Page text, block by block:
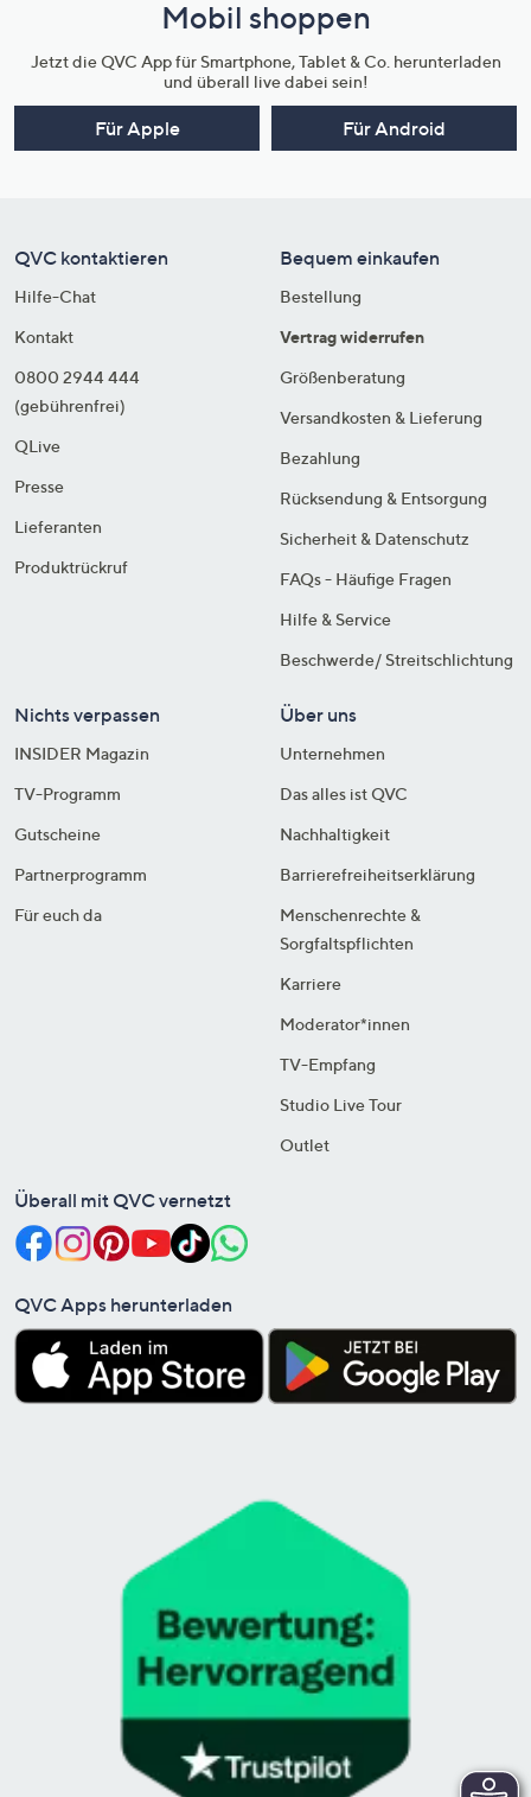
Mobil shoppen
Jetzt die QVC App für Smartphone, Tablet & Co. herunterladen
und überall live dabei sein!
Für Apple Für Android
QVC kontaktieren
Hilfe-Chat
Kontakt
0800 2944 444
(gebührenfrei)
QLive
Presse
Lieferanten
Produktrückruf
Bequem einkaufen
Bestellung
Vertrag widerrufen
Größenberatung
Versandkosten & Lieferung
Bezahlung
Rücksendung & Entsorgung
Sicherheit & Datenschutz
FAQs - Häufige Fragen
Hilfe & Service
Beschwerde/ Streitschlichtung
Nichts verpassen
INSIDER Magazin
TV-Programm
Gutscheine
Partnerprogramm
Für euch da
Über uns
Unternehmen
Das alles ist QVC
Nachhaltigkeit
Barrierefreiheitserklärung
Menschenrechte &
Sorgfaltspflichten
Karriere
Moderator*innen
TV-Empfang
Studio Live Tour
Outlet
Überall mit QVC vernetzt
QVC Apps herunterladen